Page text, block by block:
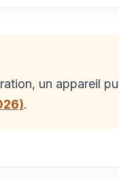
un appareil
.